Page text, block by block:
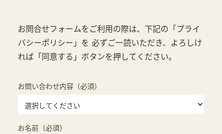
お問合せフォームをご利用の際は、下記の「プライ
バシーポリシー」を 必ずご一読いただき、よろしけ
れば「同意する」ボタンを押してください。
お問い合わせ内容（必須）
お名前（必須）